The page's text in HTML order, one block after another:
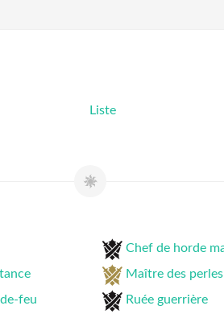
Liste
feu
Chef de horde
Maître des perles
Ruée guerrière